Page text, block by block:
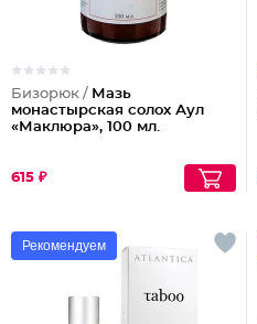
Бизорюк / Мазь
монастырская солох Аул
«Маклюра», 100 мл.
615 ₽
Рекомендуем